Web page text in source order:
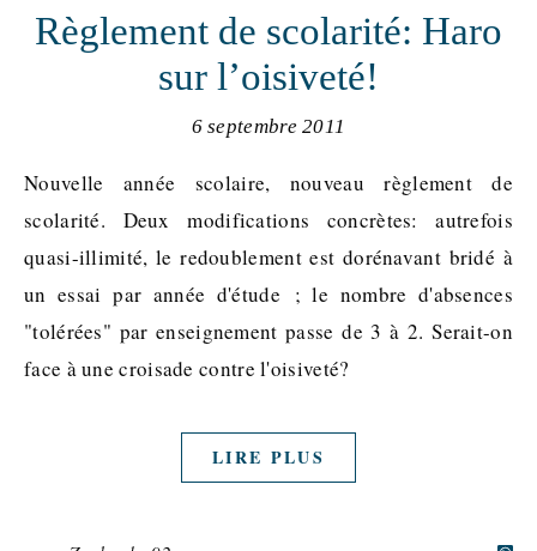
Règlement de scolarité: Haro
sur l’oisiveté!
6 septembre 2011
Nouvelle année scolaire, nouveau règlement de
scolarité. Deux modifications concrètes: autrefois
quasi-illimité, le redoublement est dorénavant bridé à
un essai par année d'étude ; le nombre d'absences
"tolérées" par enseignement passe de 3 à 2. Serait-on
face à une croisade contre l'oisiveté?
LIRE PLUS